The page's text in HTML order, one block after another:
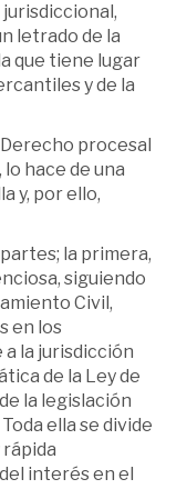
letrado de la
que tiene lugar
y de la
procesal
hace de una
y, por ello,
la primera,
siguiendo
Civil,
en los
a la jurisdicción
de la Ley de
la legislación
ella se divide
interés en el